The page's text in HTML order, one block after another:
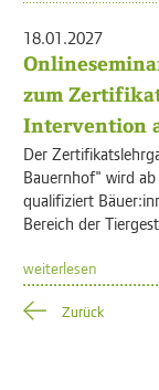
18.01.2027
zum
Intervention
Der
Bauernhof" wird
qualifiziert
Bereich der
weiterlesen
Zurück